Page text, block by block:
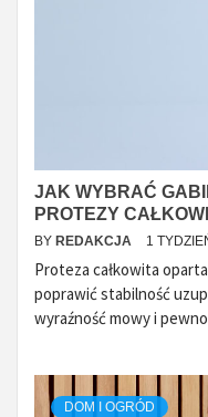
JAK WYBRAĆ
PROTEZY
BY REDAKCJA 1
Proteza całkowita
poprawić stabilność
wyraźność mowy i
DOM I OGRÓD